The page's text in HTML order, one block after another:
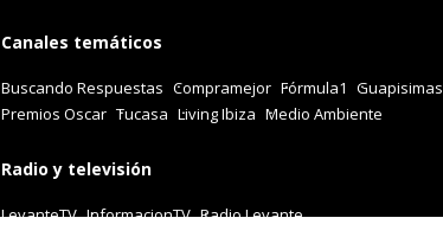
Canales temáticos
Buscando Respuestas Compramejor Fórmula1 Guapisimas
Premios Oscar Tucasa Living Ibiza Medio Ambiente
Radio y televisión
LevanteTV InformacionTV Radio Levante